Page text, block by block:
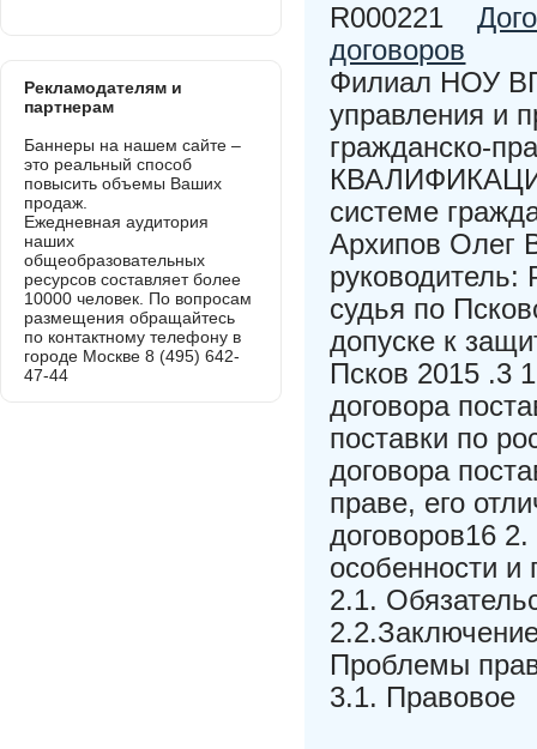
R000221
договоров
Филиал НОУ
управления и
гражданско-
системе
Архипов Олег
судья по
допуске к
Псков 2015 .3
договора
поставки по
договора
праве, его
договоров16
особенности и
2.1.
Проблемы
3.1. Правовое
Рекламодателям и
партнерам
Баннеры на нашем сайте –
это реальный способ
повысить объемы Ваших
продаж.
Ежедневная аудитория
наших
общеобразовательных
ресурсов составляет более
10000 человек. По вопросам
размещения обращайтесь
по контактному телефону в
городе Москве 8 (495) 642-
47-44